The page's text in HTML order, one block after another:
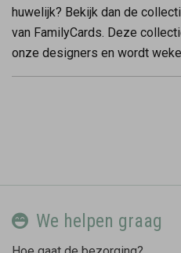
huwelijk? Bekijk dan de
van FamilyCards. Deze
onze designers en wordt
We helpen graag